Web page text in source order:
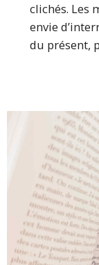
clichés. Les
envie
du présent,